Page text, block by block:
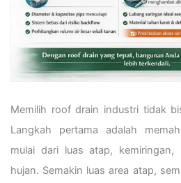
Memilih roof drain industri tidak
Langkah pertama adalah
mulai dari luas atap,
hujan. Semakin luas area atap,